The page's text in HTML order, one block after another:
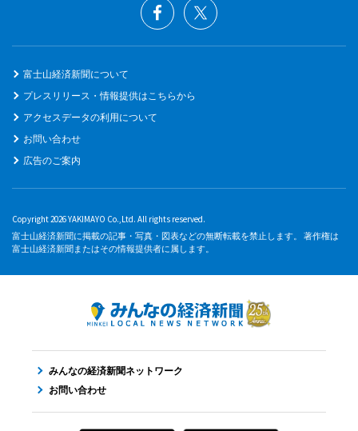
富士山経済新聞について
プレスリリース・情報提供はこちらから
アクセスデータの利用について
お問い合わせ
広告のご案内
Copyright 2026 YAKIMAYO Co.,Ltd. All rights reserved.
富士山経済新聞に掲載の記事・写真・図表などの無断転載を禁止します。 著作権は
富士山経済新聞またはその情報提供者に属します。
みんなの経済新聞ネットワーク
お問い合わせ